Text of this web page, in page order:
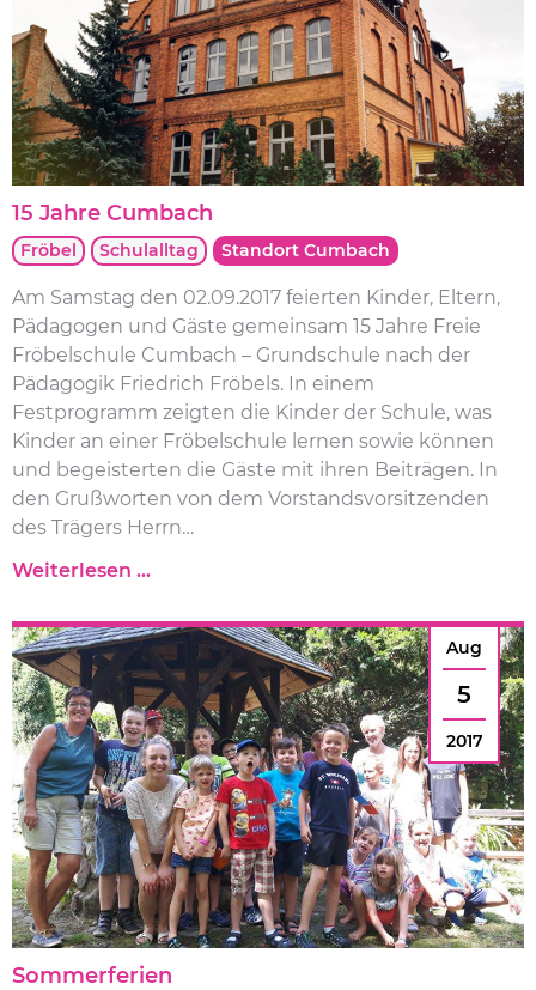
15 Jahre Cumbach
Fröbel Schulalltag Standort Cumbach
Am Samstag den 02.09.2017 feierten Kinder, Eltern,
Pädagogen und Gäste gemeinsam 15 Jahre Freie
Fröbelschule Cumbach – Grundschule nach der
Pädagogik Friedrich Fröbels. In einem
Festprogramm zeigten die Kinder der Schule, was
Kinder an einer Fröbelschule lernen sowie können
und begeisterten die Gäste mit ihren Beiträgen. In
den Grußworten von dem Vorstandsvorsitzenden
des Trägers Herrn…
Weiterlesen …
J
a
h
r
e
C
u
m
b
a
c
h
Aug
5
2017
Sommerferien